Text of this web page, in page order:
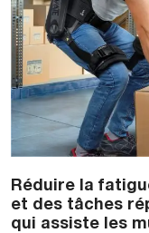
Réduire la
et des tâches
qui assiste les